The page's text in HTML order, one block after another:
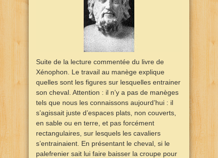
Suite de la lecture commentée du livre de
Xénophon. Le travail au manège explique
quelles sont les figures sur lesquelles entrainer
son cheval. Attention : il n’y a pas de manèges
tels que nous les connaissons aujourd’hui : il
s’agissait juste d’espaces plats, non couverts,
en sable ou en terre, et pas forcément
rectangulaires, sur lesquels les cavaliers
s’entrainaient. En présentant le cheval, si le
palefrenier sait lui faire baisser la croupe pour